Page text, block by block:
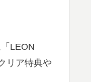
LEON
リア特典や